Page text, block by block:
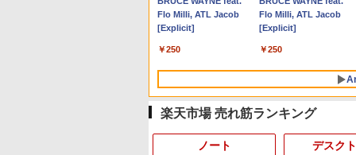
オフホワイト
ブラック
Flo Milli, ATL Jacob
[Explicit]
￥250
Flo Milli, ATL Jacob
[Explicit]
￥250
楽天市場 売れ筋ランキング
ノート デスク